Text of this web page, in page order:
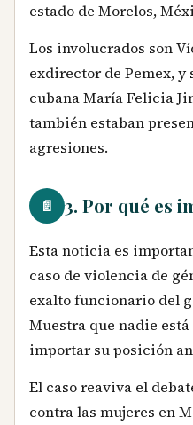
estado de Morelos,
Los involucrados son
exdirector de Pemex, y
cubana María Felicia
también estaban
agresiones.
📄 3. Por qué es
Esta noticia es
caso de violencia de
exalto funcionario del
Muestra que nadie
importar su posición
El caso reaviva el
contra las mujeres en